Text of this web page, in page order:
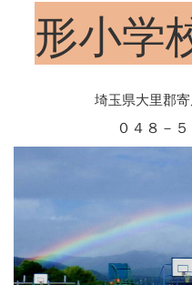
形小学
埼玉県大里郡
０４８－